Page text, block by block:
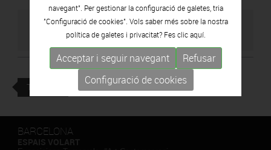
VISITAR WEB DE L'ARTISTA
TORNAR
BARCELONA
navegant". Per gestionar la configuració de galetes, tria
"Configuració de cookies". Vols saber més sobre la nostra
política de galetes i privacitat? Fes clicaquí.
Acceptar i seguir navegant
Refusar
Configuració de cookies